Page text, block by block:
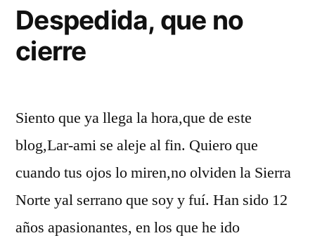
Despedida, que no
cierre
Siento que ya llega la hora,que de este
blog,Lar-ami se aleje al fin. Quiero que
cuando tus ojos lo miren,no olviden la Sierra
Norte yal serrano que soy y fuí. Han sido 12
años apasionantes, en los que he ido